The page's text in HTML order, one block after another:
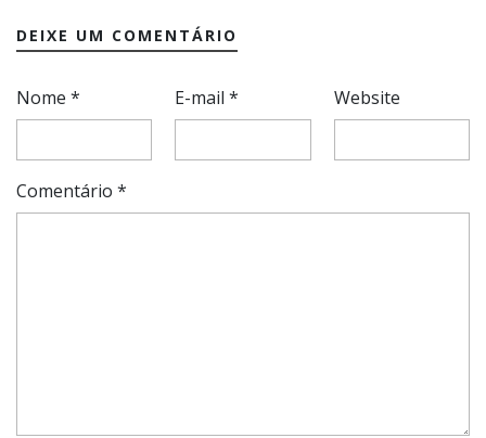
DEIXE UM COMENTÁRIO
Nome * E-mail* Website
Comentário *